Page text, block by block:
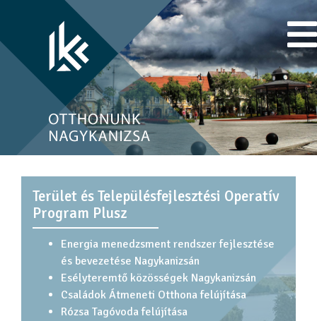
Terület és Településfejlesztési Operatív
Program Plusz
Energia menedzsment rendszer fejlesztése
és bevezetése Nagykanizsán
Esélyteremtő közösségek Nagykanizsán
Családok Átmeneti Otthona felújítása
Rózsa Tagóvoda felújítása